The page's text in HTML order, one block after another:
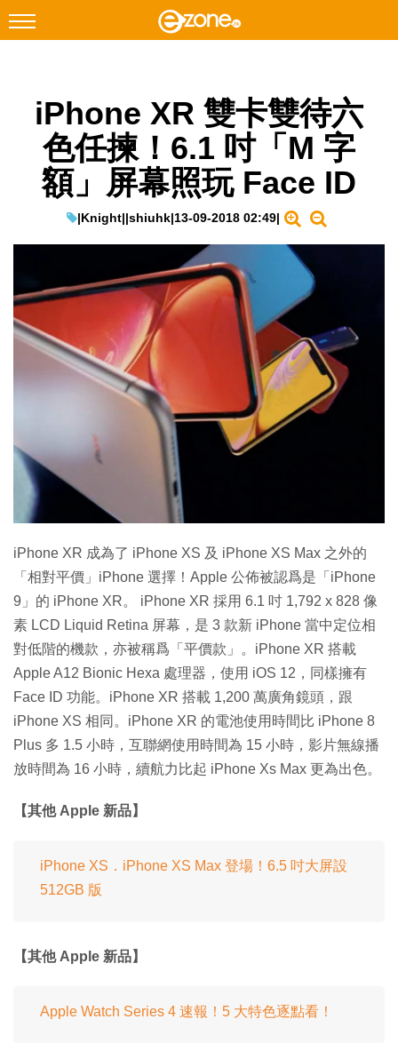
Facebook Instagram
科技焦點
網絡生活
教學評測
IT Times
生成式AI與雲端應用
Enterprise Digital Transformation
iPhone XR 雙卡雙待六
色任揀！6.1 吋「M 字
額」屏幕照玩 Face ID
|Knight||shiuhk|13-09-2018 02:49|
iPhone XR 成為了 iPhone XS 及 iPhone XS Max 之外的
「相對平價」iPhone 選擇！Apple 公佈被認爲是「iPhone
9」的 iPhone XR。 iPhone XR 採用 6.1 吋 1,792 x 828 像
素 LCD Liquid Retina 屏幕，是 3 款新 iPhone 當中定位相
對低階的機款，亦被稱爲「平價款」。iPhone XR 搭載
Apple A12 Bionic Hexa 處理器，使用 iOS 12，同樣擁有
Face ID 功能。iPhone XR 搭載 1,200 萬廣角鏡頭，跟
iPhone XS 相同。iPhone XR 的電池使用時間比 iPhone 8
Plus 多 1.5 小時，互聯網使用時間為 15 小時，影片無線播
放時間為 16 小時，續航力比起 iPhone Xs Max 更為出色。
【其他 Apple 新品】
iPhone XS．iPhone XS Max 登場！6.5 吋大屏設
512GB 版
【其他 Apple 新品】
Apple Watch Series 4 速報！5 大特色逐點看！